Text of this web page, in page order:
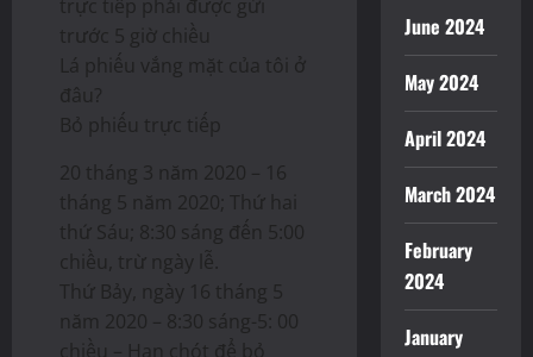
trực tiếp phải được gửi
trước 5 giờ chiều
Lá phiếu vắng mặt của tôi ở
đâu?
Bỏ phiếu trực tiếp
20 tháng 3 năm 2020 – 16
tháng 5 năm 2020; Thứ hai
thứ Sáu; 8:30 sáng đến 5:00
chiều, trừ ngày lễ.
Thứ Bảy, ngày 16 tháng 5
năm 2020 – 8:30 sáng-5: 00
chiều – Hạn chót để bỏ
June 2024
May 2024
April 2024
March 2024
February
2024
January